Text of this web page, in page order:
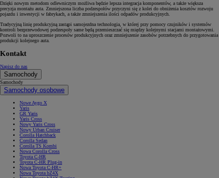
Dzięki nowym metodom odlewniczym możliwa będzie lepsza integracja komponentów, a także większa
precyzja montażu auta. Zmniejszona liczba podzespołów przyczyni się z kolei do obniżenia kosztów rozwoju
pojazdu i inwestycji w fabrykach, a także zmniejszenia ilości odpadów produkcyjnych.
Tradycyjną linię produkcyjną zastąpi samojezdna technologia, w której przy pomocy czujników i systemów
kontroli bezprzewodowej podzespoły same będą przemieszczać się między kolejnymi stacjami montażowymi.
Pozwoli to na uproszczenie procesów produkcyjnych oraz zmniejszenie zasobów potrzebnych do przygotowania
produkcji kolejnego auta.
Kontakt
Napisz do nas
Samochody
Samochody
Samochody osobowe
Nowe Aygo X
Yaris
GR Yaris
Yaris Cross
Nowy Yaris Cross
Nowy Urban Cruiser
Corolla Hatchback
Corolla Sedan
Corolla TS Kombi
Nowa Corolla Cross
Toyota C-HR
Toyota C-HR Plug-in
Nowa Toyota C-HR+
Nowa Toyota bZ4X